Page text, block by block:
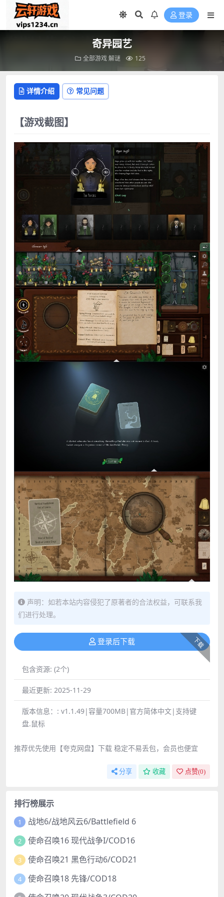
登录
奇异园艺
全部游戏 解谜 125
详情介绍 常见问题
【游戏截图】
声明：如若本站内容侵犯了原著者的合法权益，可联系我
们进行处理。
下载
登录后下载
包含资源: (2个)
最近更新: 2025-11-29
版本信息：: v1.1.49|容量700MB|官方简体中文|支持键
盘.鼠标
推荐优先使用【夸克网盘】下载 稳定不易丢包，会员也便宜
分享 收藏 点赞(0)
排行榜展示
1 战地6/战地风云6/Battlefield 6
2 使命召唤16 现代战争I/COD16
3 使命召唤21 黑色行动6/COD21
4 使命召唤18 先锋/COD18